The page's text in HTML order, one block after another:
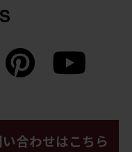
合わせはこちら